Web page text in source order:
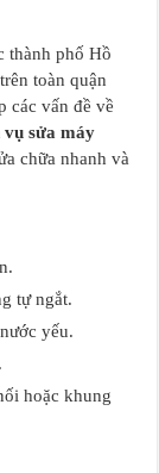
thành phố Hồ
toàn quận
các vấn đề về
vụ sửa máy
chữa nhanh và
tự ngắt.
yếu.
hoặc khung